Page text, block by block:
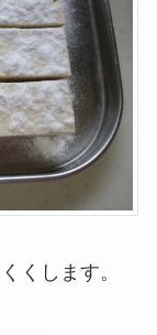
くします。